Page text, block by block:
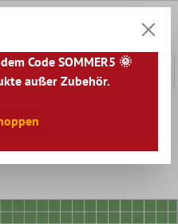
Vi Vitreo 101
Code SOMMER5 🌞
außer Zubehör.